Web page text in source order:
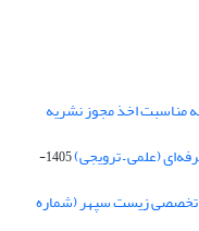
مناسبت اخذ مجوز نشریه
(علمی – ترویجی)
1405-
تخصصی زیست سپهر (شماره